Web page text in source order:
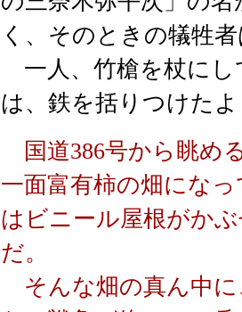
く、そのときの犠牲
一人、竹槍を杖にし
は、鉄を括りつけた
国道386号から眺め
一面富有柿の畑にな
はビニール屋根がか
だ。
そんな畑の真ん中に